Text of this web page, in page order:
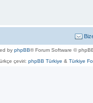
by phpBB® Forum Software ©
çeviri: phpBB Türkiye & Türkiye